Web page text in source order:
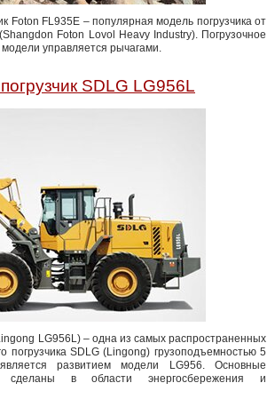
Foton FL935E – популярная модель погрузчика от
Foton Lovol Heavy Industry). Погрузочное
управляется рычагами.
SDLG LG956L
LG956L) – одна из самых распространенных
погрузчика SDLG (Lingong) грузоподъемностью 5
развитием модели LG956. Основные
сделаны в области энергосбережения и